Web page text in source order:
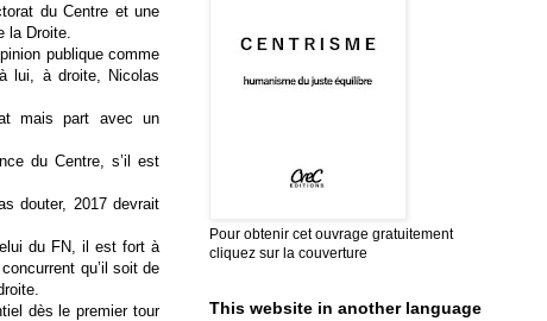
du Centre et une
la Droite.
publique comme
lui, à droite, Nicolas
mais part avec un
du Centre, s’il est
douter, 2017 devrait
du FN, il est fort à
qu’il soit de
dès le premier tour
Pour obtenir cet ouvrage gratuitement
cliquez sur la couverture
This website in another language